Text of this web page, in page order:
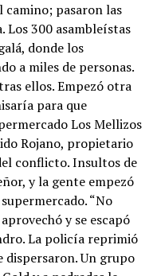
pasaron las
Los 300 asambleístas
donde los
a miles de personas.
ellos. Empezó otra
para que
Los Mellizos
Rojano, propietario
conflicto. Insultos de
y la gente empezó
“No
y se escapó
La policía reprimió
dispersaron. Un grupo